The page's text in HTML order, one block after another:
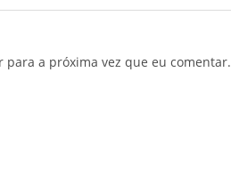
para a próxima vez que eu comentar.